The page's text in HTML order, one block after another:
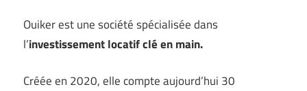
Ouiker est une société spécialisée dans
l’investissement locatif clé en main.
Créée en 2020, elle compte aujourd’hui 30